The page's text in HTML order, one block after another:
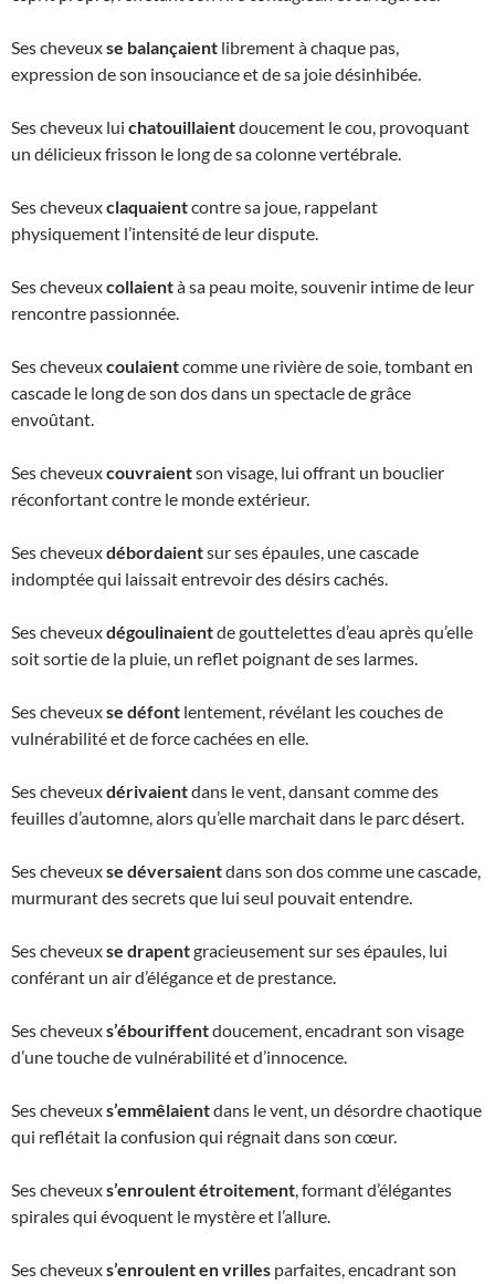
Ses cheveuxse balançaient librement à chaque pas,
expression de son insouciance et de sa joie désinhibée.
Ses cheveux lui chatouillaientdoucement le cou, provoquant
un délicieux frisson le long de sa colonne vertébrale.
Ses cheveuxclaquaientcontre sa joue, rappelant
physiquement l’intensité de leur dispute.
Ses cheveuxcollaientà sa peau moite, souvenir intime de leur
rencontre passionnée.
Ses cheveuxcoulaientcomme une rivière de soie, tombant en
cascade le long de son dos dans un spectacle de grâce
envoûtant.
Ses cheveuxcouvraientson visage, lui offrant un bouclier
réconfortant contre le monde extérieur.
Ses cheveuxdébordaientsur ses épaules, une cascade
indomptée qui laissait entrevoir des désirs cachés.
Ses cheveuxdégoulinaientde gouttelettes d’eau après qu’elle
soit sortie de la pluie, un reflet poignant de ses larmes.
Ses cheveuxse défont lentement, révélant les couches de
vulnérabilité et de force cachées en elle.
Ses cheveuxdérivaientdans le vent, dansant comme des
feuilles d’automne, alors qu’elle marchait dans le parc désert.
Ses cheveuxse déversaientdans son dos comme une cascade,
murmurant des secrets que lui seul pouvait entendre.
Ses cheveuxse drapentgracieusement sur ses épaules, lui
conférant un air d’élégance et de prestance.
Ses cheveuxs’ébouriffentdoucement, encadrant son visage
d’une touche de vulnérabilité et d’innocence.
Ses cheveuxs’emmêlaientdans le vent, un désordre chaotique
qui reflétait la confusion qui régnait dans son cœur.
Ses cheveuxs’enroulent étroitement, formant d’élégantes
spirales qui évoquent le mystère et l’allure.
Ses cheveuxs’enroulent en vrilles parfaites, encadrant son